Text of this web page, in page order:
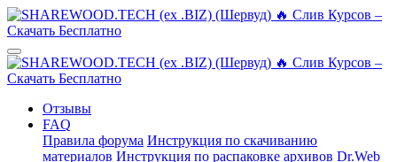
Отзывы
FAQ
Правила форума Инструкция по скачиванию
материалов Инструкция по распаковке архивов Dr.Web